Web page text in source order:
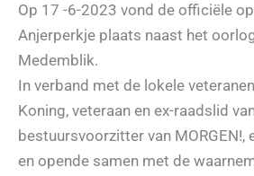
Op 17 -6-2023 vond de officiële
Anjerperkje plaats naast het
Medemblik.
In verband met de lokele
Koning, veteraan en ex-raadslid
bestuursvoorzitter van
en opende samen met de